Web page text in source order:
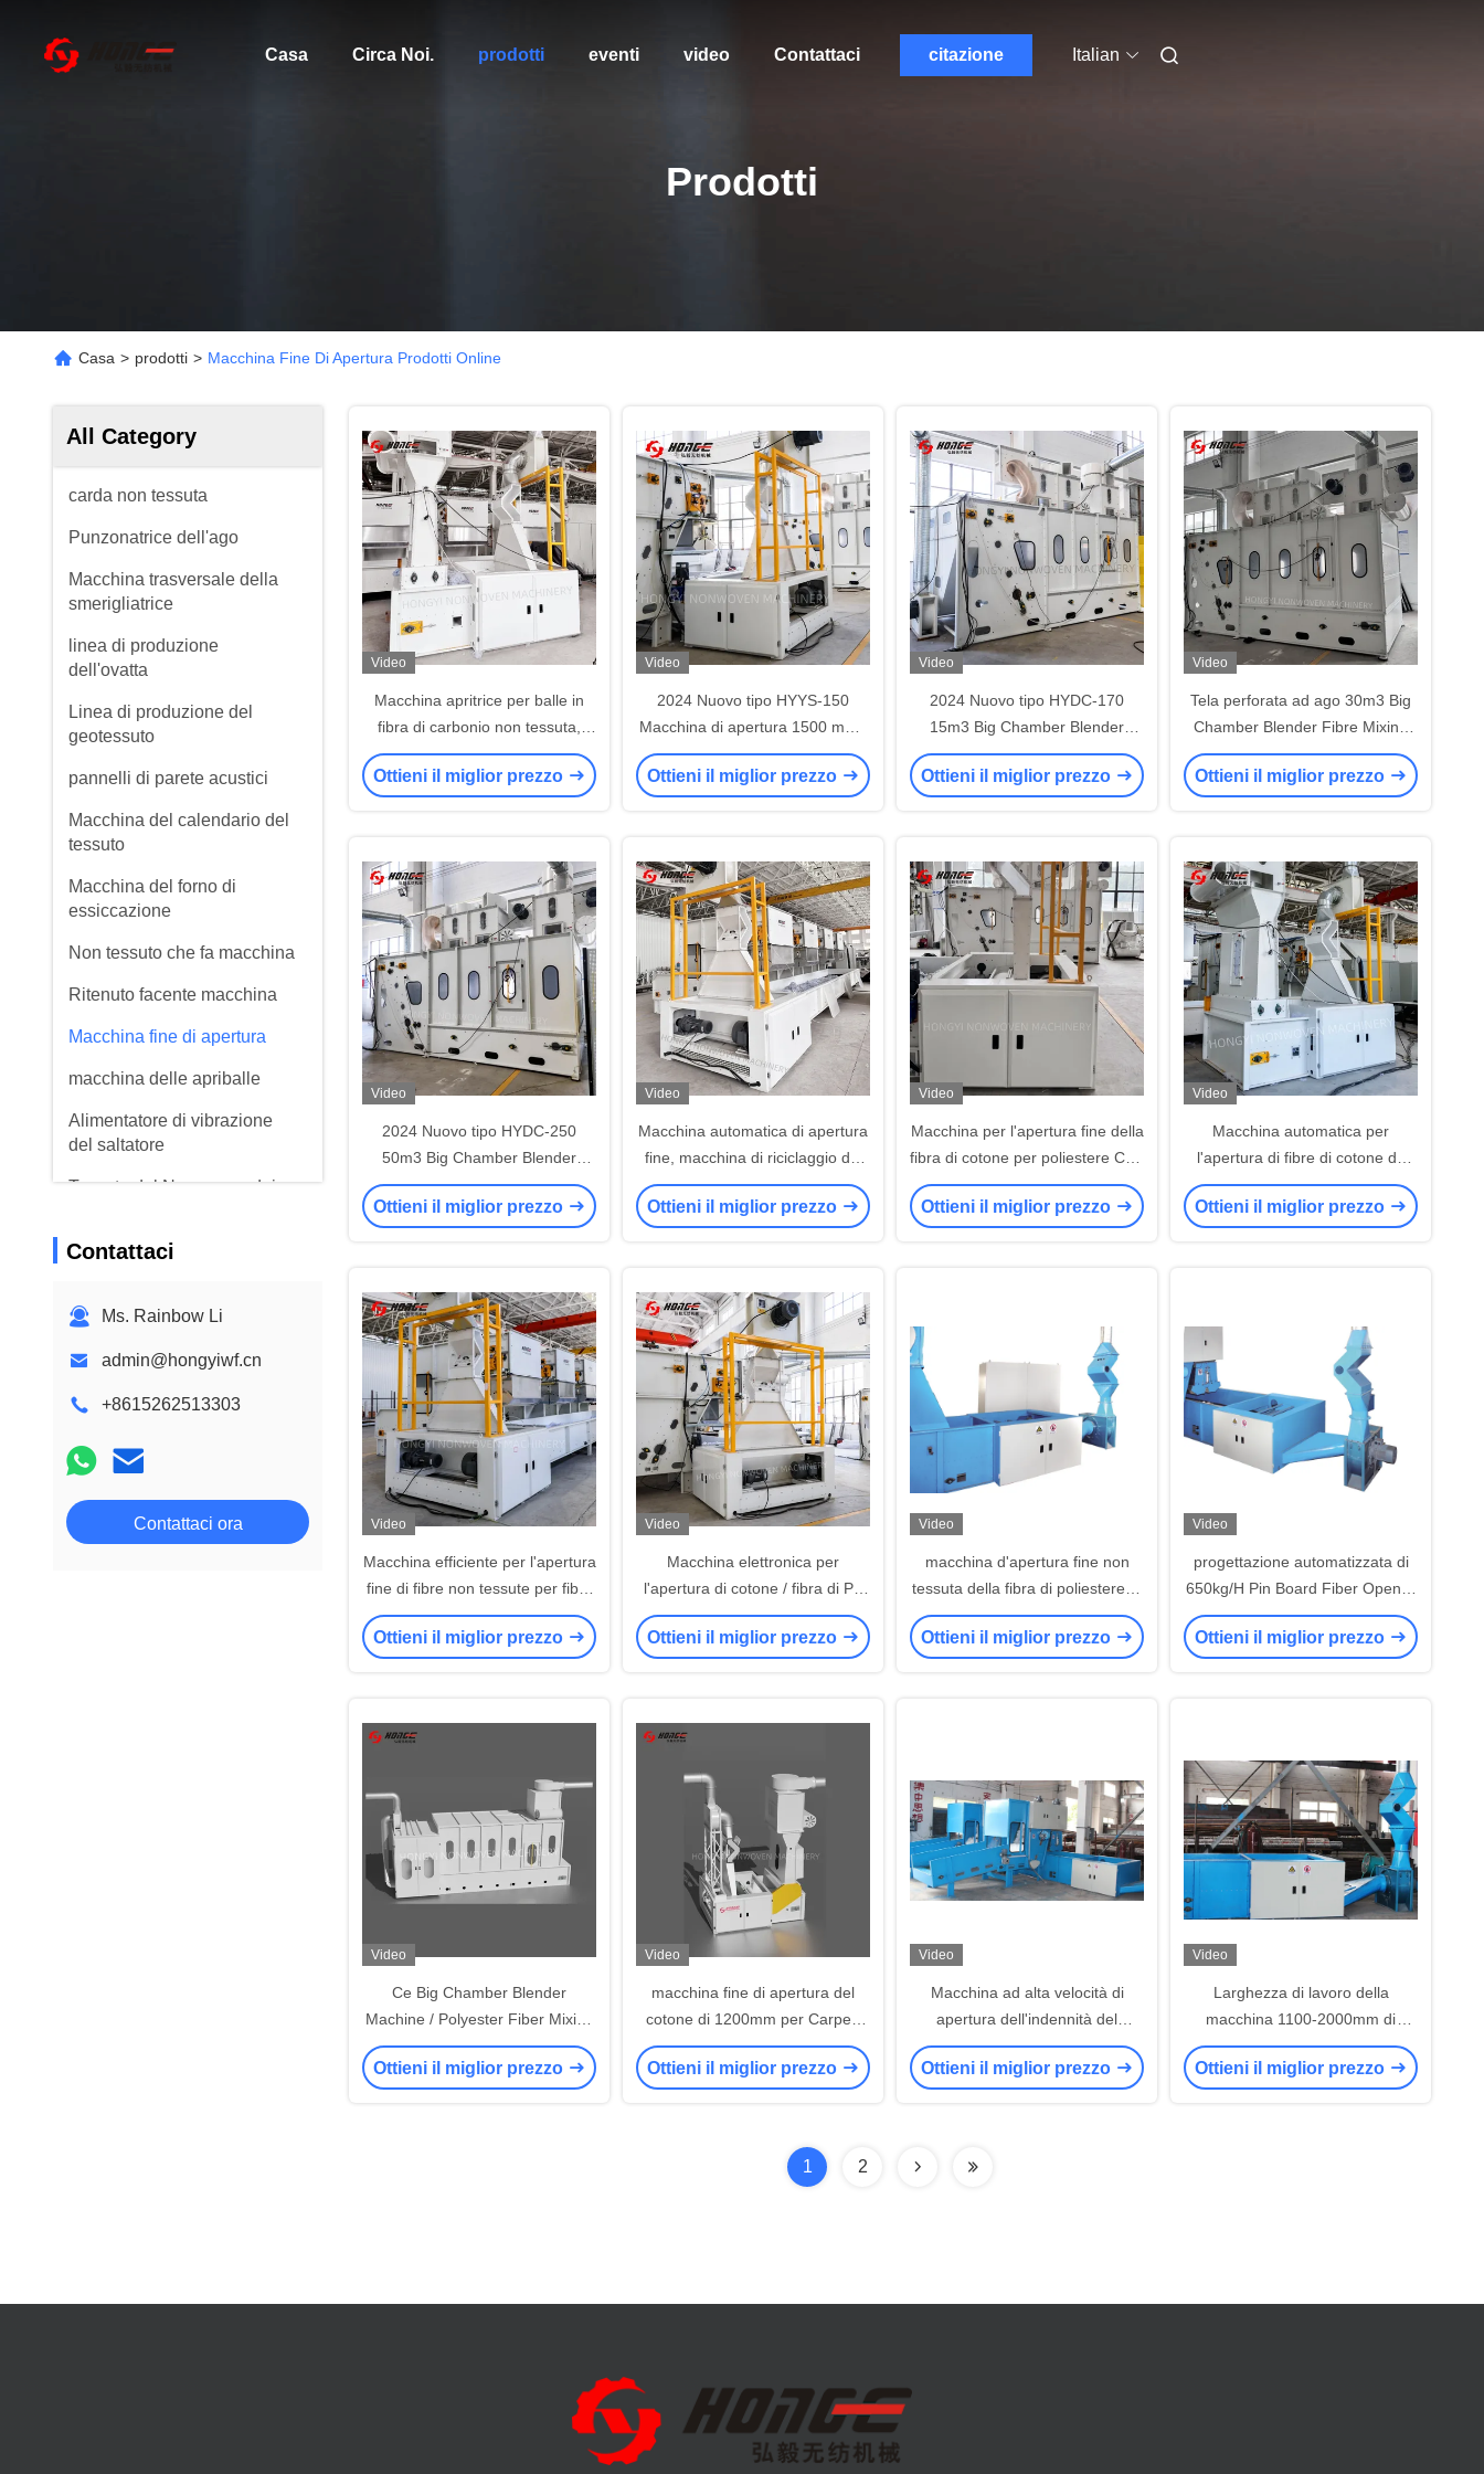
Casa Circa Noi. prodotti eventi video Contattaci citazione Italian
Prodotti
Casa > prodotti > Macchina Fine Di Apertura Prodotti Online
All Category
carda non tessuta
Punzonatrice dell'ago
Macchina trasversale della
smerigliatrice
linea di produzione
dell'ovatta
Linea di produzione del
geotessuto
pannelli di parete acustici
Macchina del calendario del
tessuto
Macchina del forno di
essiccazione
Non tessuto che fa macchina
Ritenuto facente macchina
Macchina fine di apertura
macchina delle apriballe
Alimentatore di vibrazione
del saltatore
Tessuto del Nonwoven dei
Contattaci
Ms. Rainbow Li
admin@hongyiwf.cn
+8615262513303
Contattaci ora
Video
Macchina apritrice per balle in
fibra di carbonio non tessuta,
macchina apritrice per balle in
fibra di poliestere
Ottieni il miglior prezzo
Video
2024 Nuovo tipo HYYS-150
Macchina di apertura 1500 mm /
Pre-apertura
Ottieni il miglior prezzo
Video
2024 Nuovo tipo HYDC-170
15m3 Big Chamber Blender
Machine / Fiber Mixing Machine
Ottieni il miglior prezzo
Video
Tela perforata ad ago 30m3 Big
Chamber Blender Fibre Mixing
Machine
Ottieni il miglior prezzo
Video
2024 Nuovo tipo HYDC-250
50m3 Big Chamber Blender
Machine / Fiber Mixing Machine
Ottieni il miglior prezzo
Video
Macchina automatica di apertura
fine, macchina di riciclaggio dei
rifiuti di cotone di tessuto
Ottieni il miglior prezzo
Video
Macchina per l'apertura fine della
fibra di cotone per poliestere CE /
ISO9001
Ottieni il miglior prezzo
Video
Macchina automatica per
l'apertura di fibre di cotone da
1,1 m per la produzione di ovatta
Ottieni il miglior prezzo
Video
Macchina efficiente per l'apertura
fine di fibre non tessute per fibre
di scarto da 1,1 m
Ottieni il miglior prezzo
Video
Macchina elettronica per
l'apertura di cotone / fibra di PP
per copertura / macchina tessile
Ottieni il miglior prezzo
Video
macchina d'apertura fine non
tessuta della fibra di poliestere di
1.5m per il geotessuto
Ottieni il miglior prezzo
Video
progettazione automatizzata di
650kg/H Pin Board Fiber Opener
Enclosed
Ottieni il miglior prezzo
Video
Ce Big Chamber Blender
Machine / Polyester Fiber Mixing
Machine (macchina per
miscelare le fibre di poliestere)
Ottieni il miglior prezzo
Video
macchina fine di apertura del
cotone di 1200mm per Carpert
che fa 200kg/h
Ottieni il miglior prezzo
Video
Macchina ad alta velocità di
apertura dell'indennità del
tessuto, larghezza 1100-
2000mm della macchina apri
Ottieni il miglior prezzo
Video
Larghezza di lavoro della
macchina 1100-2000mm di
apertura dell'indennità della fibra
di poliestere
Ottieni il miglior prezzo
1 2